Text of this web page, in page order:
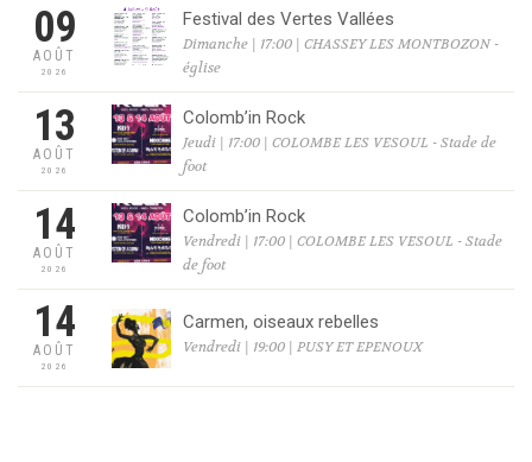
09
AOÛT
2026
Festival des Vertes Vallées
Dimanche | 17:00 | CHASSEY LES MONTBOZON -
église
13
AOÛT
2026
Colomb’in Rock
Jeudi | 17:00 | COLOMBE LES VESOUL - Stade de
foot
14
AOÛT
2026
Colomb’in Rock
Vendredi | 17:00 | COLOMBE LES VESOUL - Stade
de foot
14
AOÛT
2026
Carmen, oiseaux rebelles
Vendredi | 19:00 | PUSY ET EPENOUX